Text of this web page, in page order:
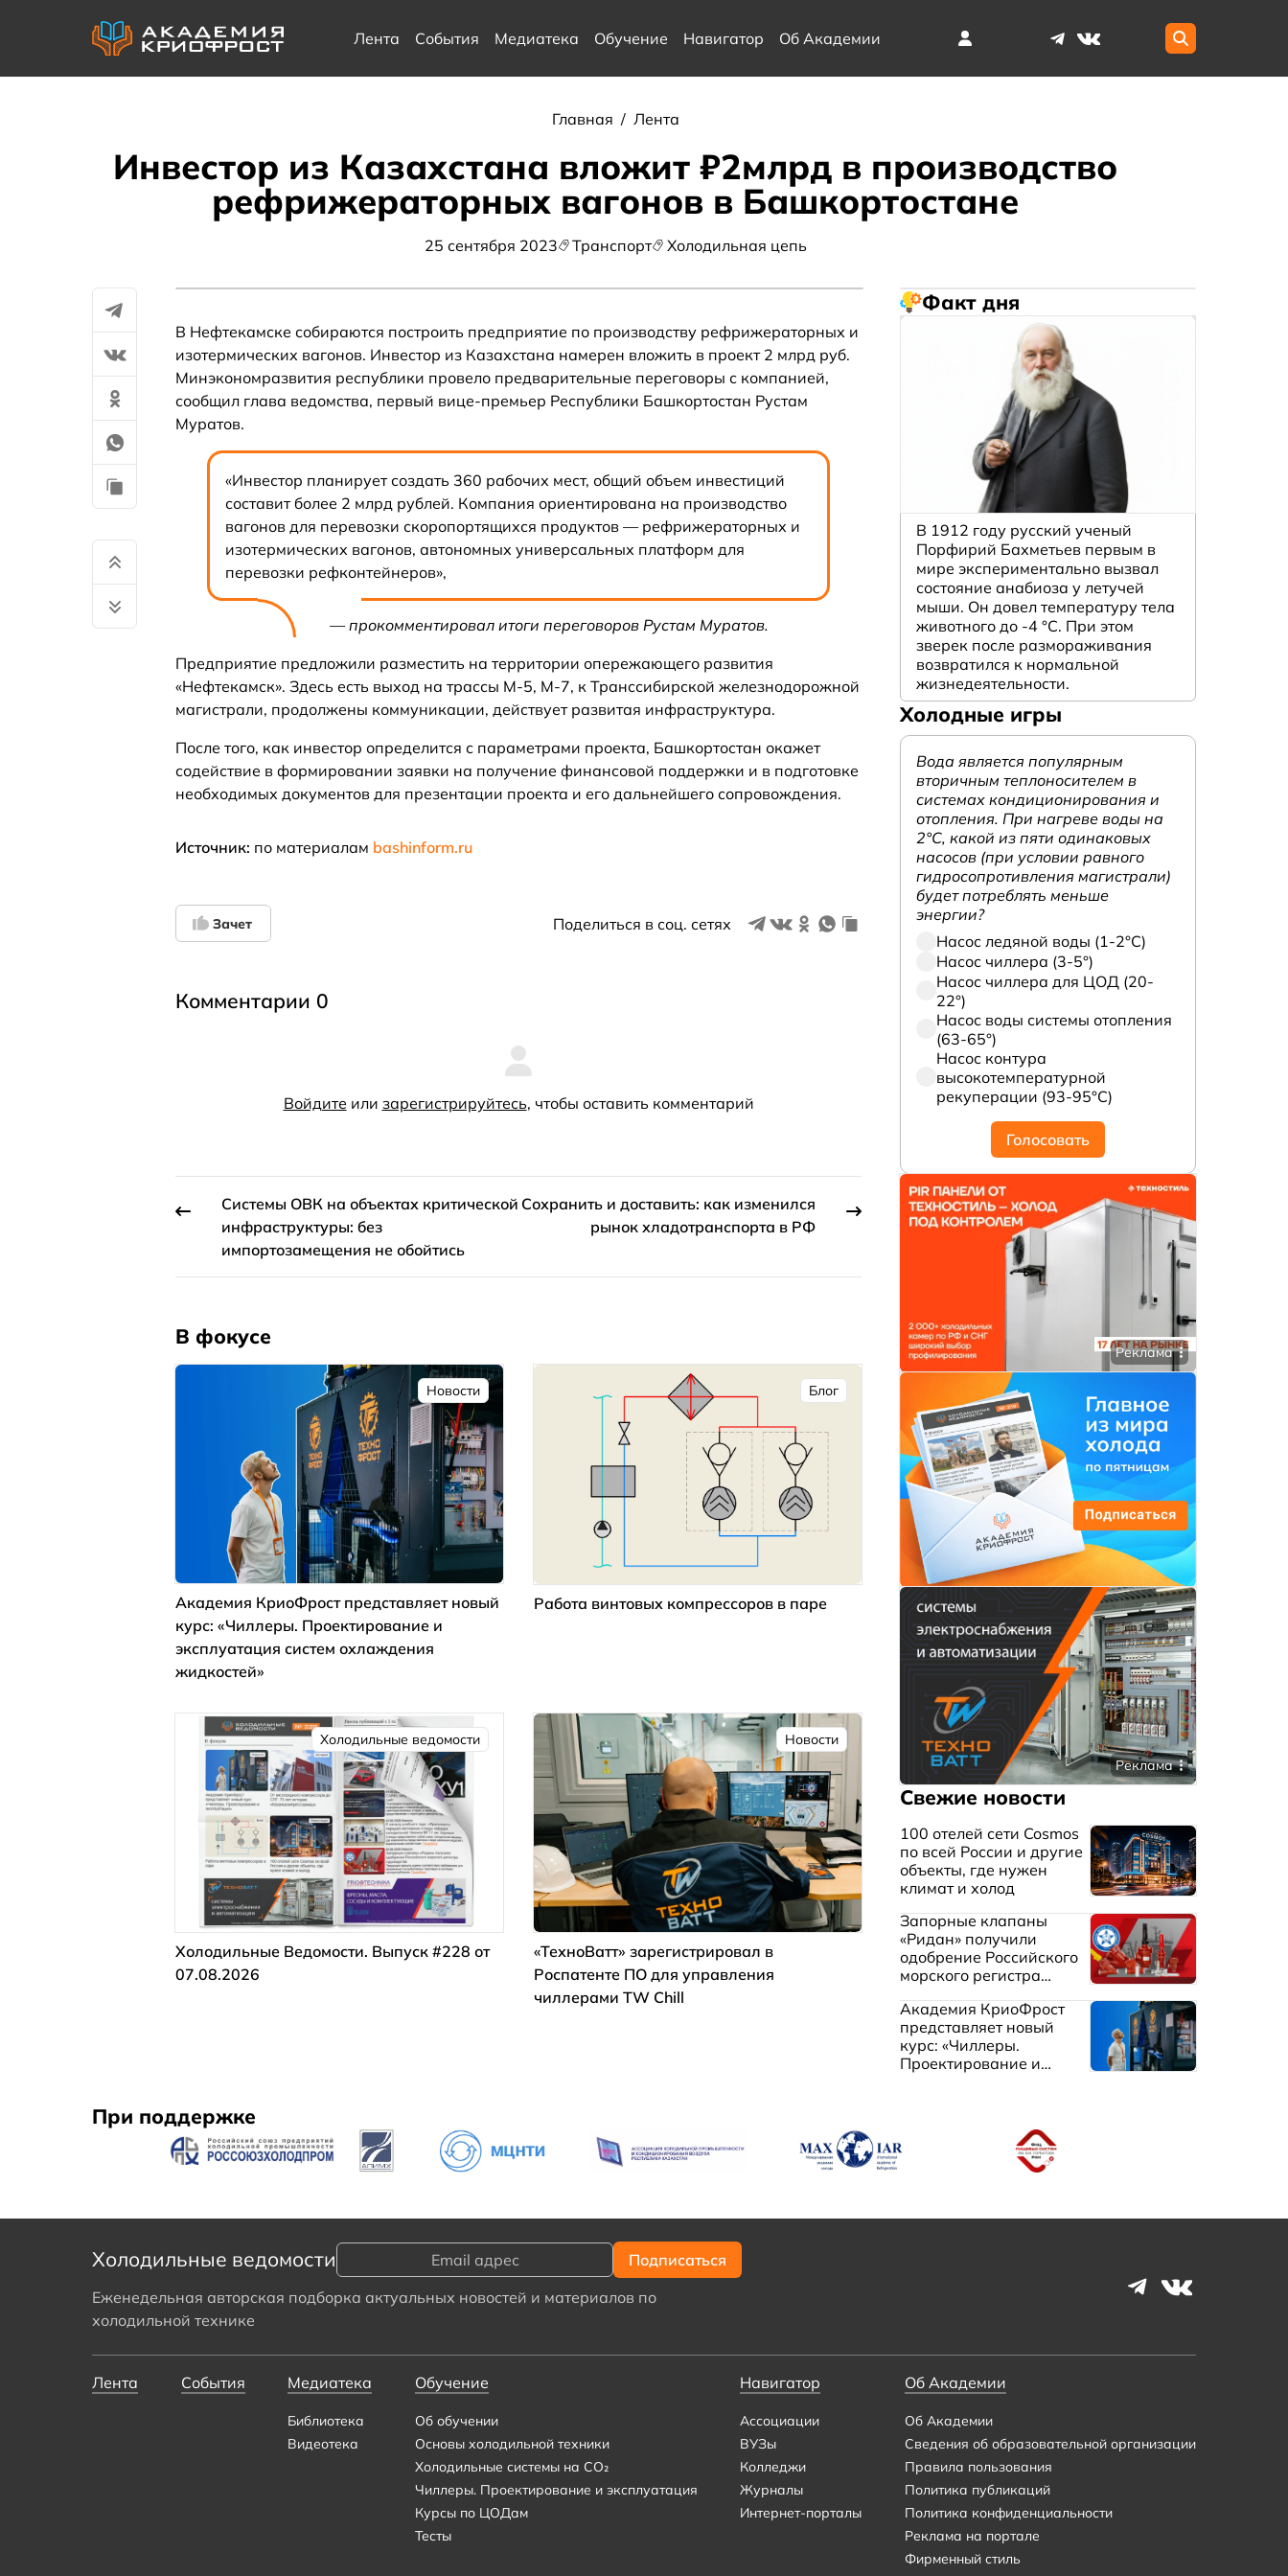
Лента События Медиатека Обучение Навигатор Об Академии
Главная / Лента
Инвестор из Казахстана вложит ₽2млрд в производство
рефрижераторных вагонов в Башкортостане
25 сентября 2023 Транспорт Холодильная цепь
В Нефтекамске собираются построить предприятие по производству рефрижераторных и
изотермических вагонов. Инвестор из Казахстана намерен вложить в проект 2 млрд руб.
Минэкономразвития республики провело предварительные переговоры с компанией,
сообщил глава ведомства, первый вице-премьер Республики Башкортостан Рустам
Муратов.
«Инвестор планирует создать 360 рабочих мест, общий объем инвестиций
составит более 2 млрд рублей. Компания ориентирована на производство
вагонов для перевозки скоропортящихся продуктов — рефрижераторных и
изотермических вагонов, автономных универсальных платформ для
перевозки рефконтейнеров»,
— прокомментировал итоги переговоров Рустам Муратов.
Предприятие предложили разместить на территории опережающего развития
«Нефтекамск». Здесь есть выход на трассы М-5, М-7, к Транссибирской железнодорожной
магистрали, продолжены коммуникации, действует развитая инфраструктура.
После того, как инвестор определится с параметрами проекта, Башкортостан окажет
содействие в формировании заявки на получение финансовой поддержки и в подготовке
необходимых документов для презентации проекта и его дальнейшего сопровождения.
Источник: по материалам bashinform.ru
Зачет Поделиться в соц. сетях
Комментарии 0
Войдите или зарегистрируйтесь, чтобы оставить комментарий
Системы ОВК на объектах критической
инфраструктуры: без
импортозамещения не обойтись
Сохранить и доставить: как изменился
рынок хладотранспорта в РФ
В фокусе
Новости
Академия КриоФрост представляет новый
курс: «Чиллеры. Проектирование и
эксплуатация систем охлаждения
жидкостей»
Блог
Работа винтовых компрессоров в паре
Холодильные ведомости
Холодильные Ведомости. Выпуск #228 от
07.08.2026
Новости
«ТехноВатт» зарегистрировал в
Роспатенте ПО для управления
чиллерами TW Chill
Факт дня
В 1912 году русский ученый
Порфирий Бахметьев первым в
мире экспериментально вызвал
состояние анабиоза у летучей
мыши. Он довел температуру тела
животного до -4 °C. При этом
зверек после размораживания
возвратился к нормальной
жизнедеятельности.
Холодные игры
Вода является популярным
вторичным теплоносителем в
системах кондиционирования и
отопления. При нагреве воды на
2°С, какой из пяти одинаковых
насосов (при условии равного
гидросопротивления магистрали)
будет потреблять меньше
энергии?
Насос ледяной воды (1-2°С)
Насос чиллера (3-5°)
Насос чиллера для ЦОД (20-
22°)
Насос воды системы отопления
(63-65°)
Насос контура
высокотемпературной
рекуперации (93-95°С)
Голосовать
Реклама
Реклама
Свежие новости
100 отелей сети Cosmos
по всей России и другие
объекты, где нужен
климат и холод
Запорные клапаны
«Ридан» получили
одобрение Российского
морского регистра
Академия КриоФрост
представляет новый
курс: «Чиллеры.
Проектирование и
При поддержке
Холодильные ведомости
Еженедельная авторская подборка актуальных новостей и материалов по
холодильной технике
Лента События Медиатека
Библиотека
Видеотека
Обучение
Об обучении
Основы холодильной техники
Холодильные системы на CO₂
Чиллеры. Проектирование и эксплуатация
Курсы по ЦОДам
Тесты
Навигатор
Ассоциации
ВУЗы
Колледжи
Журналы
Интернет-порталы
Об Академии
Об Академии
Сведения об образовательной организации
Правила пользования
Политика публикаций
Политика конфиденциальности
Реклама на портале
Фирменный стиль